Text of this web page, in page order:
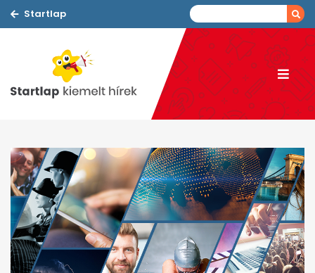
Startlap